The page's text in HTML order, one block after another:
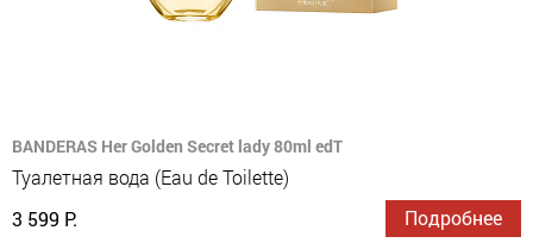
BANDERAS Her Golden Secret lady 80ml edT
Туалетная вода (Eau de Toilette)
3 599 Р.
Подробнее